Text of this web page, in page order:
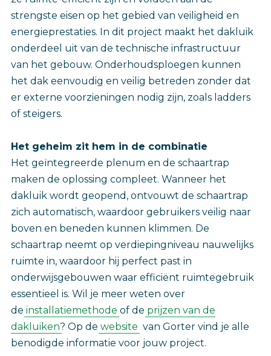
strengste eisen op het gebied van veiligheid en
energieprestaties. In dit project maakt het dakluik
onderdeel uit van de technische infrastructuur
van het gebouw. Onderhoudsploegen kunnen
het dak eenvoudig en veilig betreden zonder dat
er externe voorzieningen nodig zijn, zoals ladders
of steigers.
Het geheim zit hem in de combinatie
Het geïntegreerde plenum en de schaartrap
maken de oplossing compleet. Wanneer het
dakluik wordt geopend, ontvouwt de schaartrap
zich automatisch, waardoor gebruikers veilig naar
boven en beneden kunnen klimmen. De
schaartrap neemt op verdiepingniveau nauwelijks
ruimte in, waardoor hij perfect past in
onderwijsgebouwen waar efficiënt ruimtegebruik
essentieel is. Wil je meer weten over
de installatiemethode of de prijzen van de
dakluiken? Op de website van Gorter vind je alle
benodigde informatie voor jouw project.